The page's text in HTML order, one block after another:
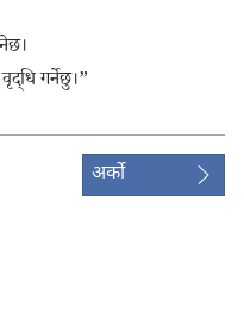
गर्नेछु।”
अर्को